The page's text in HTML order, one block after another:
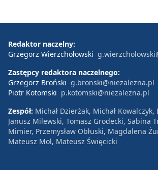
Redaktor naczelny:
Grzegorz Wierzchołowski
Zastępcy redaktora naczelnego:
Grzegorz Broński g.bronski@niezalezna.pl
Piotr Kotomski p.kotomski@niezalezna.pl
Zespół: Michał Dzierżak, Michał
Janusz Milewski, Tomasz Grodecki, Sabina
Mimier, Przemysław Obłuski, Magdalena
Mateusz Mol, Mateusz Święcicki